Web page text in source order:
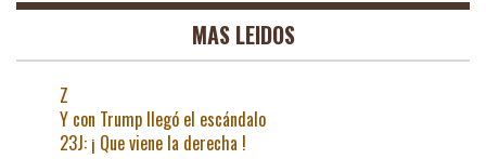
MAS LEIDOS
Z
Y con Trump llegó el escándalo
23J: ¡ Que viene la derecha !